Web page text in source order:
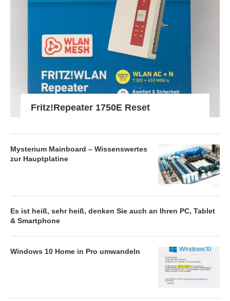
Fritz!Repeater 1750E Reset
Mysterium Mainboard – Wissenswertes
zur Hauptplatine
Es ist heiß, sehr heiß, denken Sie auch an Ihren PC, Tablet
& Smartphone
Windows 10 Home in Pro umwandeln